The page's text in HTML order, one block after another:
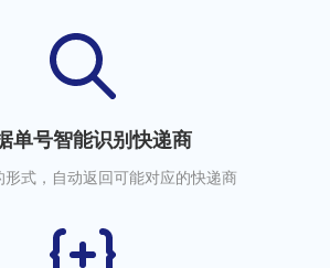
单号智能识别快递商
形式，自动返回可能对应的快递商